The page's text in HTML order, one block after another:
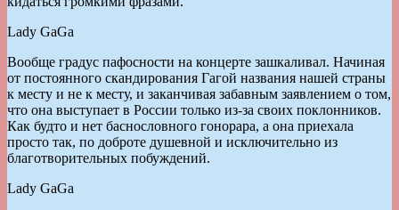
Lady GaGa
Вообще градус пафосности на концерте зашкаливал. Начиная
от постоянного скандирования Гагой названия нашей страны
к месту и не к месту, и заканчивая забавным заявлением о том,
что она выступает в России только из-за своих поклонников.
Как будто и нет баснословного гонорара, а она приехала
просто так, по доброте душевной и исключительно из
благотворительных побуждений.
Lady GaGa